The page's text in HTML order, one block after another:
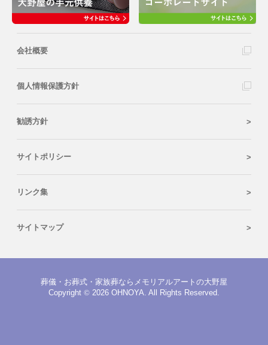
会社概要
個人情報保護方針
勧誘方針
サイトポリシー
リンク集
サイトマップ
葬儀・お葬式・家族葬ならメモリアルアートの大野屋
Copyright © 2026 OHNOYA. All Rights Reserved.